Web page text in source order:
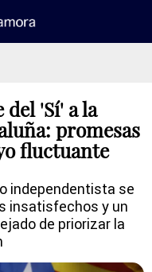
del 'Sí' a la
promesas
fluctuante
independentista se
insatisfechos y un
de priorizar la